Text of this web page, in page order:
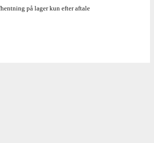
på lager kun efter aftale